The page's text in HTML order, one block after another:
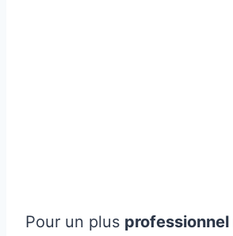
Pour un plus professionnel